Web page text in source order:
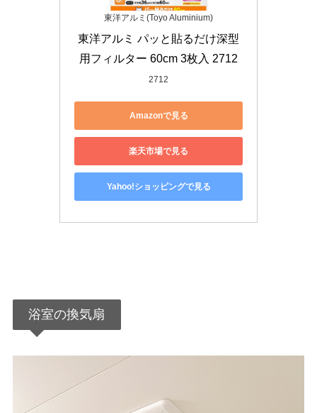
東洋アルミ(Toyo Aluminium)
東洋アルミ パッと貼るだけ深型
用フィルター 60cm 3枚入 2712
2712
Amazonで見る
楽天市場で見る
Yahoo!ショッピングで見る
浴室の換気扇